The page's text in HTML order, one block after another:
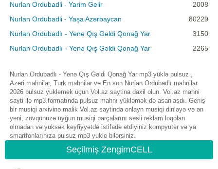
Nurlan Ordubadli - Yarim Gelir
2008
Nurlan Ordubadli - Yaşa Azərbaycan
80229
Nurlan Ordubadlı - Yenə Qış Gəldi Qonağ Yar
3150
Nurlan Ordubadlı - Yenə Qış Gəldi Qonağ Yar
2265
Nurlan Ordubadlı - Yenə Qış Gəldi Qonağ Yar mp3 yüklə pulsuz ,
Azeri mahnilar, Turk mahnilar ve En son Nurlan Ordubadlı mahnilar
2026 pulsuz yuklemek üçün Vol.az saytina daxil olun. Vol.az mahni
sayti ilə mp3 formatında pulsuz mahnı yükləmək də asanlaşdı. Geniş
bir musiqi arxivinə malik Vol.az saytinda onlayn musiqi dinləyə və ən
yeni, zövqünüzə uyğun musiqi parçalarını səsli reklam loqoları
olmadan və yüksək keyfiyyətdə istifadə etdiyiniz kompyuter və ya
smartfonlarınıza pulsuz mp3 yukle bilərsiniz.
Seçilmiş ZengimCELL